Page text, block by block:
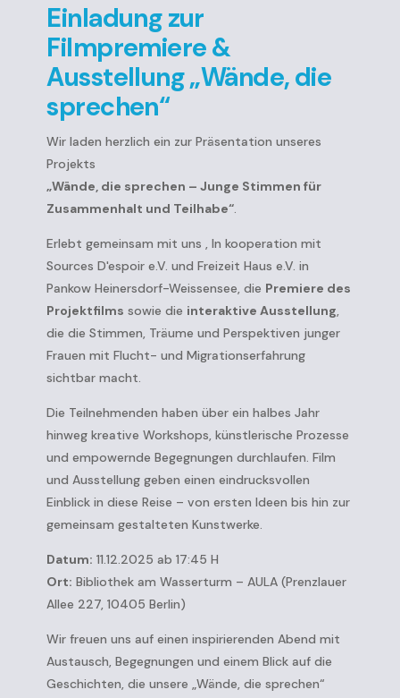
Einladung zur
Filmpremiere &
Ausstellung „Wände, die
sprechen“
Wir laden herzlich ein zur Präsentation unseres
Projekts
„Wände, die sprechen – Junge Stimmen für
Zusammenhalt und Teilhabe“.
Erlebt gemeinsam mit uns , In kooperation mit
Sources D'espoir e.V. und Freizeit Haus e.V. in
Pankow Heinersdorf-Weissensee, die Premiere des
Projektfilms sowie die interaktive Ausstellung,
die die Stimmen, Träume und Perspektiven junger
Frauen mit Flucht- und Migrationserfahrung
sichtbar macht.
Die Teilnehmenden haben über ein halbes Jahr
hinweg kreative Workshops, künstlerische Prozesse
und empowernde Begegnungen durchlaufen. Film
und Ausstellung geben einen eindrucksvollen
Einblick in diese Reise – von ersten Ideen bis hin zur
gemeinsam gestalteten Kunstwerke.
Datum: 11.12.2025 ab 17:45 H
Ort: Bibliothek am Wasserturm – AULA (Prenzlauer
Allee 227, 10405 Berlin)
Wir freuen uns auf einen inspirierenden Abend mit
Austausch, Begegnungen und einem Blick auf die
Geschichten, die unsere „Wände, die sprechen“